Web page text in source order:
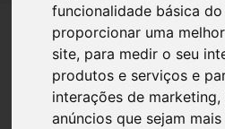
funcionalidade básica
proporcionar uma
site, para medir o seu
produtos e serviços e
interações de marketing,
anúncios que sejam
Insira um email ou um nº de
Palavra-passe